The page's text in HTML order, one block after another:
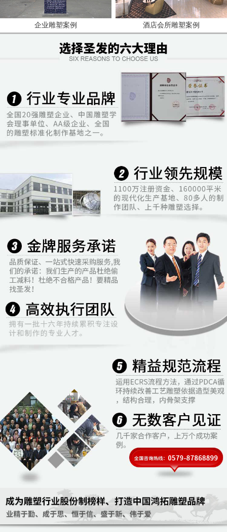
企业雕塑案例 酒店会所雕塑案例